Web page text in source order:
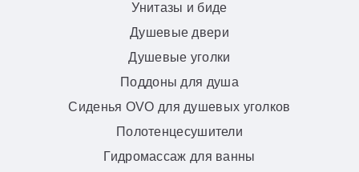
Унитазы и биде
Душевые двери
Душевые уголки
Поддоны для душа
Сиденья OVO для душевых уголков
Полотенцесушители
Гидромассаж для ванны